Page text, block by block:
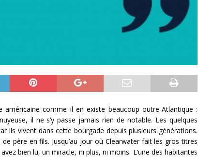
comme il en existe beaucoup outre-Atlantique :
il ne s’y passe jamais rien de notable. Les quelques
ils vivent dans cette bourgade depuis plusieurs générations.
père en fils. Jusqu’au jour où Clearwater fait les gros titres
bien lu, un miracle, ni plus, ni moins. L’une des habitantes